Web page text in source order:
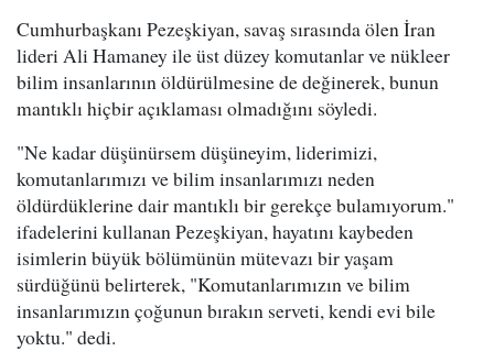
Cumhurbaşkanı Pezeşkiyan, savaş sırasında ölen İran
lideri Ali Hamaney ile üst düzey komutanlar ve nükleer
bilim insanlarının öldürülmesine de değinerek, bunun
mantıklı hiçbir açıklaması olmadığını söyledi.
"Ne kadar düşünürsem düşüneyim, liderimizi,
komutanlarımızı ve bilim insanlarımızı neden
öldürdüklerine dair mantıklı bir gerekçe bulamıyorum."
ifadelerini kullanan Pezeşkiyan, hayatını kaybeden
isimlerin büyük bölümünün mütevazı bir yaşam
sürdüğünü belirterek, "Komutanlarımızın ve bilim
insanlarımızın çoğunun bırakın serveti, kendi evi bile
yoktu." dedi.